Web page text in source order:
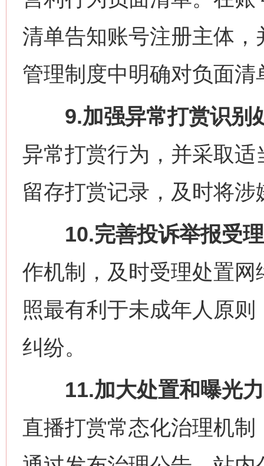
清单告知账号注册主体
管理制度中明确对负面
9.加强异常打赏识别
异常打赏行为，并采取
留存打赏记录，及时将
10.完善投诉举报受理
作机制，及时受理处置
照最有利于未成年人原
纠纷。
11.加大处置和曝光
直播打赏常态化治理机